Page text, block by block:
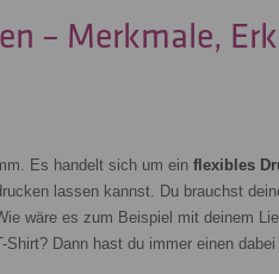
– Merkmale,
Es handelt sich um ein flexibles
lassen kannst. Du brauchst
wäre es zum Beispiel mit deinem
Dann hast du immer einen